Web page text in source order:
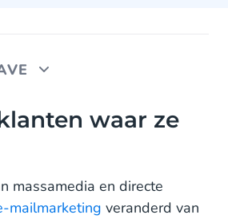
ze zijn
WhatsApp templates
voor het verzamelen
waar ze
massamedia en directe
mailmarketing veranderd van